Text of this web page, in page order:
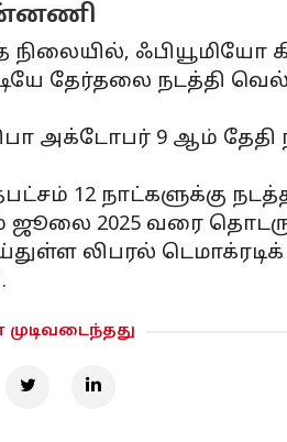
நிலையில், ஃபியூமியோ
தேர்தலை நடத்தி
அக்டோபர் 9 ஆம்
12 நாட்களுக்கு
2025 வரை
லிபரல்